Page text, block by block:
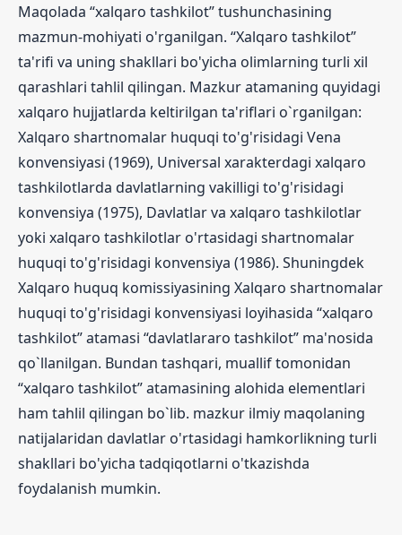
Maqolada “xalqaro tashkilot” tushunchasining
mazmun-mohiyati o'rganilgan. “Xalqaro tashkilot”
ta'rifi va uning shakllari bo'yicha olimlarning turli xil
qarashlari tahlil qilingan. Mazkur atamaning quyidagi
xalqaro hujjatlarda keltirilgan ta'riflari o`rganilgan:
Xalqaro shartnomalar huquqi to'g'risidagi Vena
konvensiyasi (1969), Universal xarakterdagi xalqaro
tashkilotlarda davlatlarning vakilligi to'g'risidagi
konvensiya (1975), Davlatlar va xalqaro tashkilotlar
yoki xalqaro tashkilotlar o'rtasidagi shartnomalar
huquqi to'g'risidagi konvensiya (1986). Shuningdek
Xalqaro huquq komissiyasining Xalqaro shartnomalar
huquqi to'g'risidagi konvensiyasi loyihasida “xalqaro
tashkilot” atamasi “davlatlararo tashkilot” ma'nosida
qo`llanilgan. Bundan tashqari, muallif tomonidan
“xalqaro tashkilot” atamasining alohida elementlari
ham tahlil qilingan bo`lib. mazkur ilmiy maqolaning
natijalaridan davlatlar o'rtasidagi hamkorlikning turli
shakllari bo'yicha tadqiqotlarni o'tkazishda
foydalanish mumkin.